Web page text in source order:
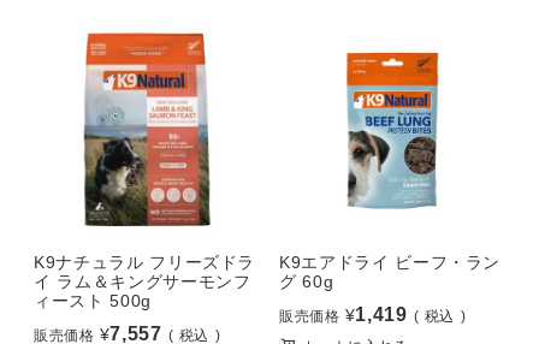
K9ナチュラル フリーズドラ
イ ラム＆キングサーモンフ
ィースト 500g
販売価格 ¥7,557 税込
K9エアドライ ビーフ・ラン
グ 60g
販売価格 ¥1,419
税込